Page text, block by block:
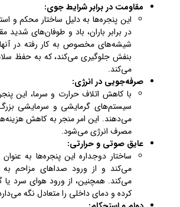
مقاومت در برابر شرایط جوی:
این پنجره‌ها به دلیل ساختار محکم و
در برابر باران، باد و طوفان‌های شدید
شیشه‌های مخصوص به کار رفته در آنها
بنفش جلوگیری می‌کند، که به حفظ
می‌کند.
صرفه‌جویی در انرژی:
با کاهش اتلاف حرارت و سرما، این
سیستم‌های گرمایشی و سرمایشی
می‌دهند. این امر منجر به کاهش
مصرف انرژی می‌شود.
عایق صوتی و حرارتی:
ساختار دوجداره این پنجره‌ها به
می‌کند و از ورود صداهای مزاحم به
می‌کند. همچنین، از ورود هوای سرد یا
کرده و دمای داخلی را متعادل نگه